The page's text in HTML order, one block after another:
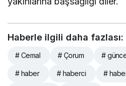
Haberle ilgili daha fazlası:
# Cemal # Çorum #
# haber # haberci #